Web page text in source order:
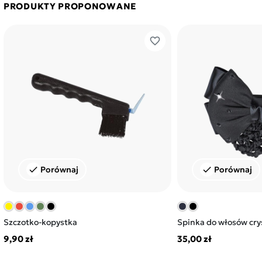
PRODUKTY PROPONOWANE
favorite_border
check Porównaj
Szczotko-kopystka
9,90 zł
check Porównaj
Spinka do włosów
35,00 zł